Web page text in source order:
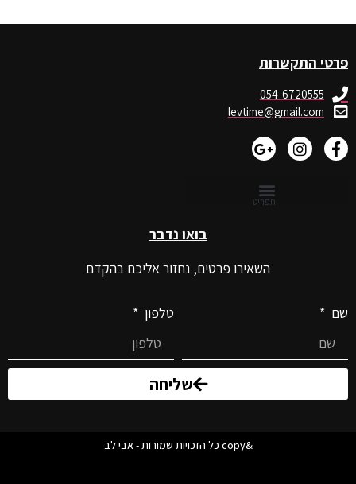
פרטי התקשרות
054-6720555
levtime@gmail.com
בואו נדבר
השאירו פרטים, נחזור אליכם בהקדם
שם טלפון
שליחה
&copy כל הזכויות שמורות - אבי לב